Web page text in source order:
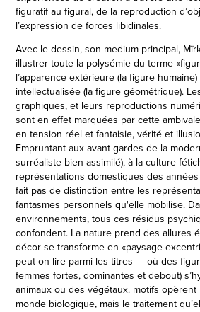
figuratif au figural, de la reproduction
l’expression de forces libidinales.
Avec le dessin, son medium principal,
illustrer toute la polysémie du terme
l’apparence extérieure (la figure humaine)
intellectualisée (la figure géométrique).
graphiques, et leurs reproductions
sont en effet marquées par cette
en tension réel et fantaisie, vérité et
Empruntant aux avant-gardes de la
surréaliste bien assimilé), à la culture
représentations domestiques des
fait pas de distinction entre les
fantasmes personnels qu'elle mobilise.
environnements, tous ces résidus
confondent. La nature prend des allures
décor se transforme en «paysage
peut-on lire parmi les titres — où des
femmes fortes, dominantes et debout)
animaux ou des végétaux. motifs
monde biologique, mais le traitement